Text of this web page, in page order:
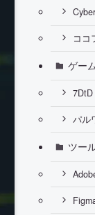
ココ
ゲー
7DtD
パル
ツー